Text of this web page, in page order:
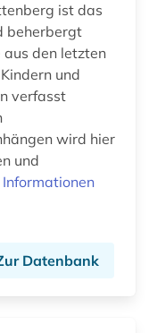
ist das
beherbergt
den letzten
und
verfasst
wird hier
und
Informationen
Datenbank